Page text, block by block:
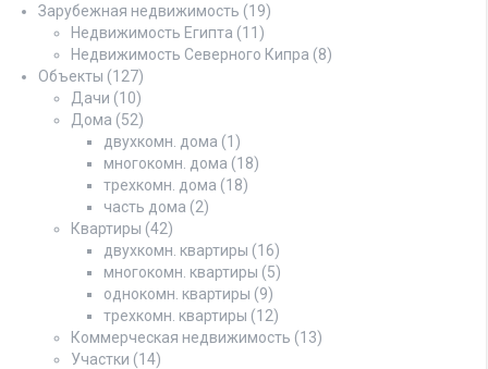
Зарубежная недвижимость (19)
Недвижимость Египта (11)
Недвижимость Северного Кипра (8)
Объекты (127)
Дачи (10)
Дома (52)
двухкомн. дома (1)
многокомн. дома (18)
трехкомн. дома (18)
часть дома (2)
Квартиры (42)
двухкомн. квартиры (16)
многокомн. квартиры (5)
однокомн. квартиры (9)
трехкомн. квартиры (12)
Коммерческая недвижимость (13)
Участки (14)